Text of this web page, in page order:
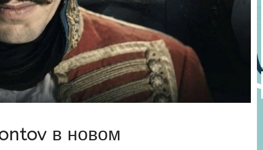
в новом